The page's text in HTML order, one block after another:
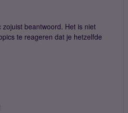
beantwoord. Het is niet
te reageren dat je hetzelfde